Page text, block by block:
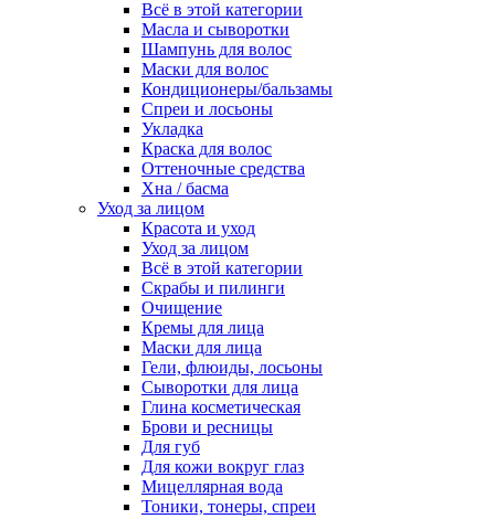
Всё в этой категории
Масла и сыворотки
Шампунь для волос
Маски для волос
Кондиционеры/бальзамы
Спреи и лосьоны
Укладка
Краска для волос
Оттеночные средства
Хна / басма
Уход за лицом
Красота и уход
Уход за лицом
Всё в этой категории
Скрабы и пилинги
Очищение
Кремы для лица
Маски для лица
Гели, флюиды, лосьоны
Сыворотки для лица
Глина косметическая
Брови и ресницы
Для губ
Для кожи вокруг глаз
Мицеллярная вода
Тоники, тонеры, спреи